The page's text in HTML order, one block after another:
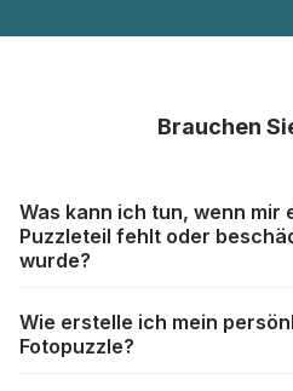
Brauchen
Was kann ich tun, wenn mir
Puzzleteil fehlt oder
wurde?
aber trotzdem kann es
werden oder verloren gehen. Mit
Wie erstelle ich mein
Fotopuzzle?